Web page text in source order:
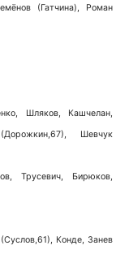
(Гатчина), Роман
Шляков, Кашчелан,
Шевчук
Трусевич, Бирюков,
Конде, Занев